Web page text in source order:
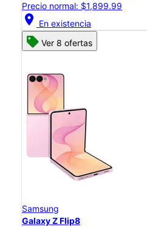
Precio normal: $1,899.99
location_on En existencia
Ver 8 ofertas
Samsung
Galaxy Z Flip8